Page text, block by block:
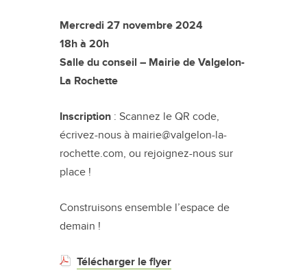
Mercredi 27 novembre 2024
18h à 20h
Salle du conseil – Mairie de Valgelon-
La Rochette
Inscription : Scannez le QR code,
écrivez-nous à mairie@valgelon-la-
rochette.com, ou rejoignez-nous sur
place !
Construisons ensemble l’espace de
demain !
Télécharger le flyer